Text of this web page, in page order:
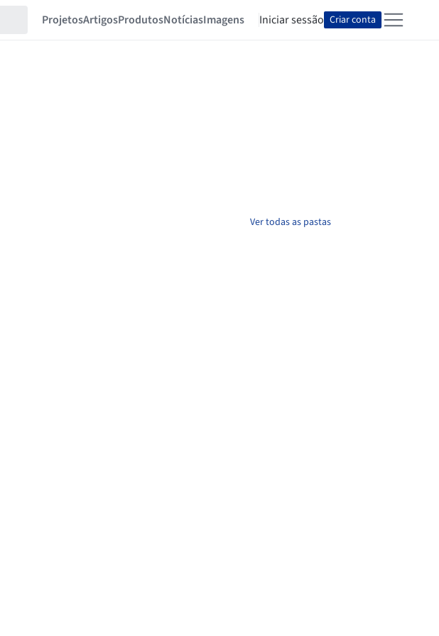
ProjetosArtigosProdutosNotíciasImagens Iniciar sessão Criar conta
Ver todas as pastas